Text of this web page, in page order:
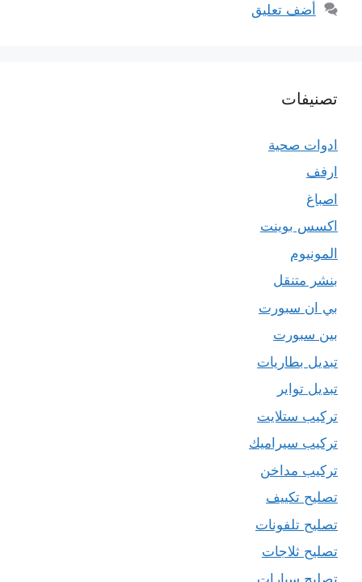
أضف تعليق
تصنيفات
ادوات صحية
ارفف
اصباغ
اكسس بوينت
المونيوم
بنشر متنقل
بي ان سبورت
بين سبورت
تبديل بطاريات
تبديل تواير
تركيب ستلايت
تركيب سيراميك
تركيب مداخن
تصليح تكييف
تصليح تلفونات
تصليح ثلاجات
تصليح سيارات